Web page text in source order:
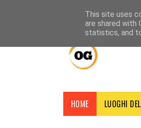
CHI SIAMO
HOME LUOGHI
This site uses
are shared with
statistics, and